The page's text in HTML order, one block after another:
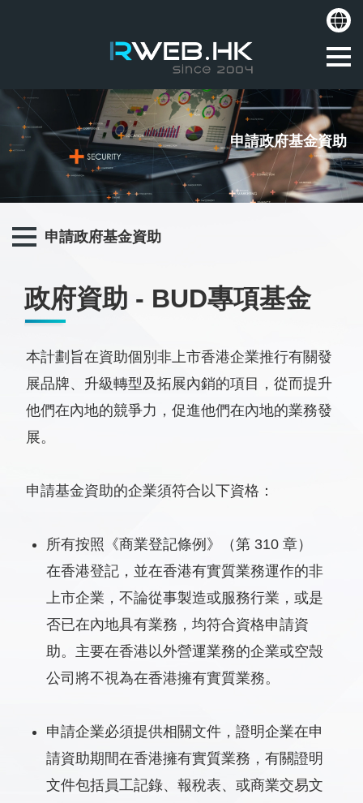
申請政府基金資助
申請政府基金資助
政府資助 - BUD專項基金
本計劃旨在資助個別非上市香港企業推行有關發
展品牌、升級轉型及拓展內銷的項目，從而提升
他們在內地的競爭力，促進他們在內地的業務發
展。
申請基金資助的企業須符合以下資格：
所有按照《商業登記條例》（第 310 章）
在香港登記，並在香港有實質業務運作的非
上市企業，不論從事製造或服務行業，或是
否已在內地具有業務，均符合資格申請資
助。主要在香港以外營運業務的企業或空殼
公司將不視為在香港擁有實質業務。
申請企業必須提供相關文件，證明企業在申
請資助期間在香港擁有實質業務，有關證明
文件包括員工記錄、報稅表、或商業交易文